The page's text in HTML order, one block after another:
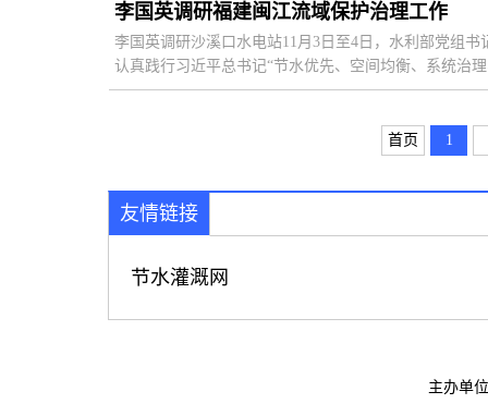
李国英调研福建闽江流域保护治理工作
李国英调研沙溪口水电站11月3日至4日，水利部党组
认真践行习近平总书记“节水优先、空间均衡、系统治
首页 1
友情链接
节水灌溉网
主办单